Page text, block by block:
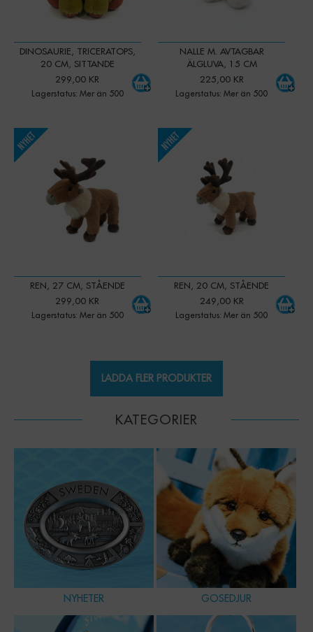
DINOSAURIE, TRICERATOPS,
20 CM, SITTANDE
299,00 KR
Lagerstatus: Mer än 500
NALLE M. AVTAGBAR
ÄLGLUVA, 15 CM
225,00 KR
Lagerstatus: Mer än 500
REN, 27 CM, STÅENDE
299,00 KR
Lagerstatus: Mer än 500
Qty:
REN, 20 CM, STÅENDE
249,00 KR
Lagerstatus: Mer än 500
Qty:
LADDA FLER PRODUKTER
KATEGORIER
NYHETER GOSEDJUR